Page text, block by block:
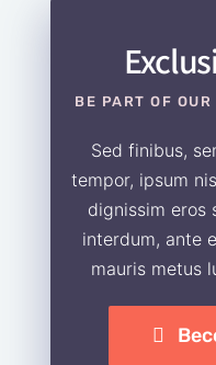
BE PART OF
Sed finibus,
tempor, ipsum
dignissim eros
interdum, ante
mauris metus